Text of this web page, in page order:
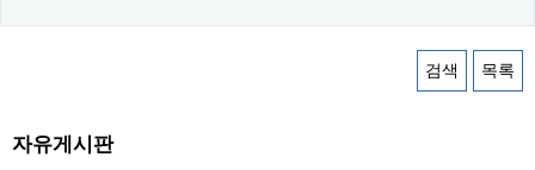
검색 목록
자유게시판